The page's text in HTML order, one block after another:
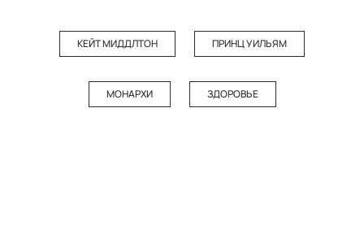
КЕЙТ МИДДЛТОН ПРИНЦ УИЛЬЯМ
МОНАРХИ ЗДОРОВЬЕ